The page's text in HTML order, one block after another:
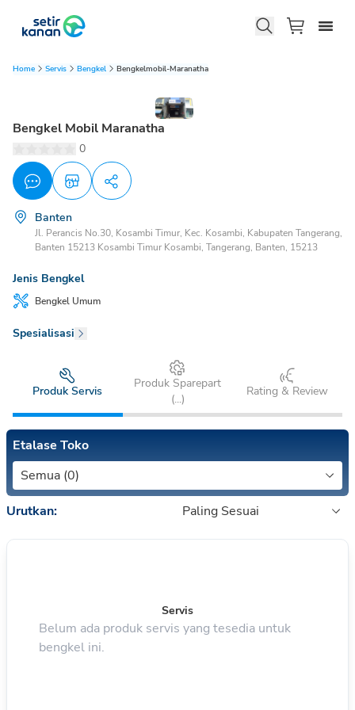
Home Servis Bengkel Bengkelmobil-Maranatha
Bengkel Mobil Maranatha
0
Banten
Jl. Perancis No.30, Kosambi Timur, Kec. Kosambi, Kabupaten Tangerang,
Banten 15213 Kosambi Timur Kosambi, Tangerang, Banten, 15213
Jenis Bengkel
Bengkel Umum
Spesialisasi
Produk Servis
Produk Sparepart
(...)
Rating & Review
Etalase Toko
Semua (0)
Urutkan: Paling Sesuai
Servis
Belum ada produk servis yang tesedia untuk
bengkel ini.